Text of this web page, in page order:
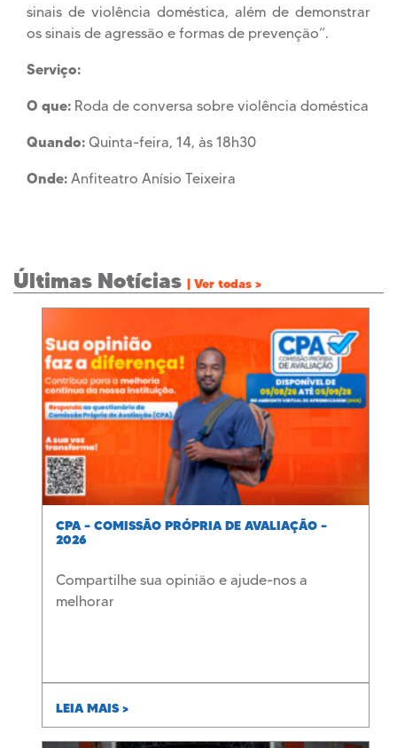
sinais de violência doméstica, além de demonstrar
os sinais de agressão e formas de prevenção”.
Serviço:
O que: Roda de conversa sobre violência doméstica
Quando: Quinta-feira, 14, às 18h30
Onde: Anfiteatro Anísio Teixeira
Últimas Notícias | Ver todas >
CPA – COMISSÃO PRÓPRIA DE AVALIAÇÃO –
2026
Compartilhe sua opinião e ajude-nos a
melhorar
LEIA MAIS >